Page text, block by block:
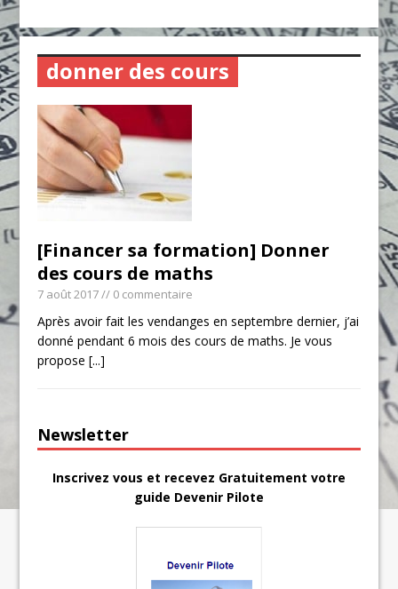
donner des cours
[Financer sa formation] Donner
des cours de maths
7 août 2017// 0 commentaire
Après avoir fait les vendanges en septembre dernier, j’ai
donné pendant 6 mois des cours de maths. Je vous
propose[...]
Newsletter
Inscrivez vous et recevez Gratuitement votre
guide Devenir Pilote